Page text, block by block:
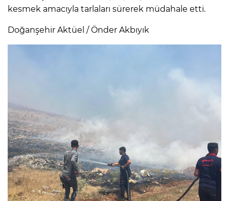
kesmek amacıyla tarlaları sürerek müdahale etti.
Doğanşehir Aktüel / Önder Akbıyık